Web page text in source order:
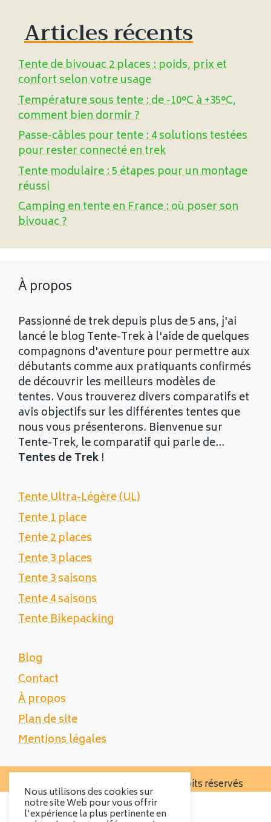
Articles récents
Tente de bivouac 2 places : poids, prix et
confort selon votre usage
Température sous tente : de -10°C à +35°C,
comment bien dormir ?
Passe-câbles pour tente : 4 solutions testées
pour rester connecté en trek
Tente modulaire : 5 étapes pour un montage
réussi
Camping en tente en France : où poser son
bivouac ?
À propos
Passionné de trek depuis plus de 5 ans, j'ai
lancé le blog Tente-Trek à l'aide de quelques
compagnons d'aventure pour permettre aux
débutants comme aux pratiquants confirmés
de découvrir les meilleurs modèles de
tentes. Vous trouverez divers comparatifs et
avis objectifs sur les différentes tentes que
nous vous présenterons. Bienvenue sur
Tente-Trek, le comparatif qui parle de...
Tentes de Trek !
Tente Ultra-Légère (UL)
Tente 1 place
Tente 2 places
Tente 3 places
Tente 3 saisons
Tente 4 saisons
Tente Bikepacking
Blog
Contact
À propos
Plan de site
Mentions légales
Copyright 2025 Tente Trek - Tous droits réservés
Nous utilisons des cookies sur
notre site Web pour vous offrir
l'expérience la plus pertinente en